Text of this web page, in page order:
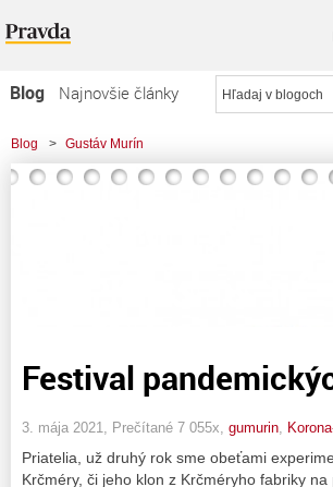
Blog
Najnovšie články
Najčítanejšie články
Najkomentovanejšie články
Blog > Gustáv Murín
Festival
3. mája 2021, Prečítané 7 055x, gumurin
Priatelia, už druhý rok sme obeťami
Krčméry, či jeho klon z Krčméryho fabriky